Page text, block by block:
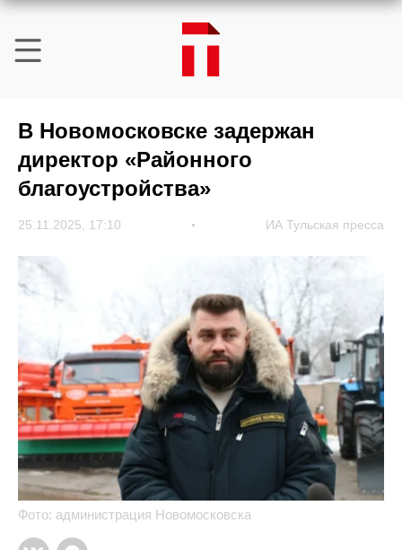
В Новомосковске задержан
директор «Районного
благоустройства»
25.11.2025, 17:10 ИА Тульская пресса
Фото: администрация Новомосковска